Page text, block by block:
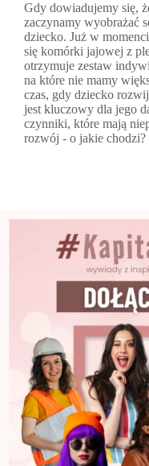
Gdy dowiadujemy się,
zaczynamy wyobrażać
dziecko. Już w
się komórki jajowej z
otrzymuje zestaw
na które nie mamy
czas, gdy dziecko
jest kluczowy dla jego
czynniki, które mają
rozwój - o jakie chodzi?